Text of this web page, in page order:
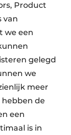
Product
van
we een
gelegd
we
meer
hebben de
een
is in